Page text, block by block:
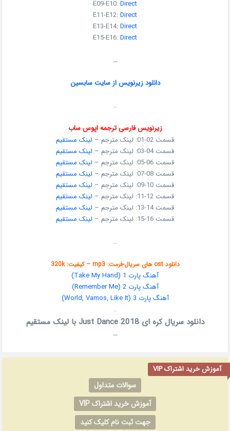
E09-E10:Direct
E11-E12:Direct
E13-E14:Direct
E15-E16:Direct
…
دانلود زیرنویس از سایت سابسین
…
زیرنویس فارسی ترجمه اپوس ساب
قسمت 02-01: لینک مترجم –
لینک مستقیم
قسمت 04-03: لینک مترجم –
لینک مستقیم
قسمت 06-05: لینک مترجم –
لینک مستقیم
قسمت 08-07: لینک مترجم –
لینک مستقیم
قسمت 10-09: لینک مترجم –
لینک مستقیم
قسمت 12-11: لینک مترجم –
لینک مستقیم
قسمت 14-13: لینک مترجم –
لینک مستقیم
قسمت 16-15: لینک مترجم –
لینک مستقیم
…
دانلود ost های سریال-فرمت: mp3 – کیفیت: 320k
آهنگ پارت 1 (Take My Hand)
آهنگ پارت 2 (Remember Me)
آهنگ پارت 3 (World, Vamos, Like It)
…
دانلود سریال کره ای Just Dance 2018 با لینک مستقیم
…
آموزش خرید اشتراک VIP
سوالات متداول
آموزش خرید اشتراک VIP
جهت ثبت نام کلیک کنید